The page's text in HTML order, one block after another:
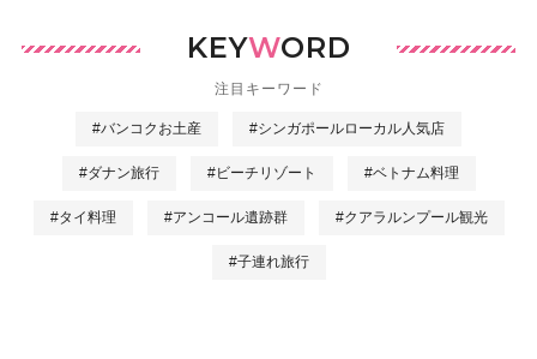
KEYWORD
注目キーワード
#バンコクお土産 #シンガポールローカル人気店
#ダナン旅行 #ビーチリゾート #ベトナム料理
#タイ料理 #アンコール遺跡群 #クアラルンプール観光
#子連れ旅行